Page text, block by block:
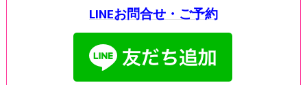
LINEお問合せ・ご予約